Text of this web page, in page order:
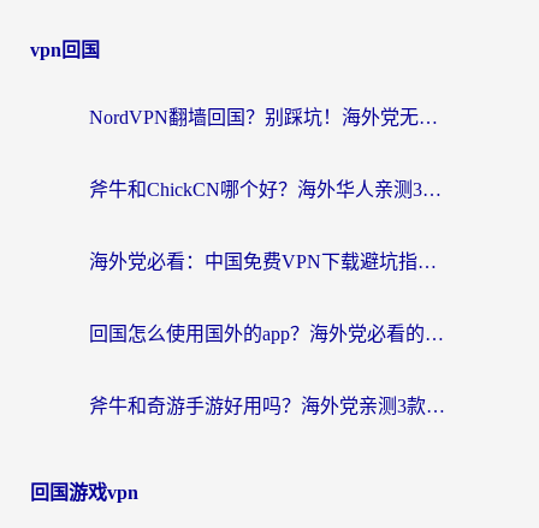
vpn回国
NordVPN翻墙回国？别踩坑！海外党无缝访问国内资源的真实指南
斧牛和ChickCN哪个好？海外华人亲测3款回国加速器+免费试用攻略
海外党必看：中国免费VPN下载避坑指南 + 无缝访问国内资源的终极方案
回国怎么使用国外的app？海外党必看的无缝访问国内资源全攻略
斧牛和奇游手游好用吗？海外党亲测3款回国加速器，选对才能无缝刷国内资源
回国游戏vpn